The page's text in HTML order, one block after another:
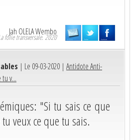
Jah OLELA Wembo
folie transversale. 2020
| Le 09-03-2020 | Antidote Anti-
v...
"Si tu sais ce que
veux ce que tu sais.